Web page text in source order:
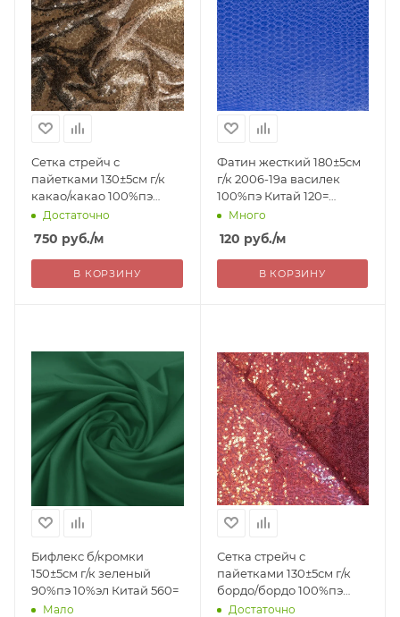
Сетка стрейч с
пайетками 130±5см г/к
какао/какао 100%пэ
Китай 750= уценка
Достаточно
750 руб./м
В КОРЗИНУ
Фатин жесткий 180±5см
г/к 2006-19а василек
100%пэ Китай 120=
уценка
Много
120 руб./м
В КОРЗИНУ
Бифлекс б/кромки
150±5см г/к зеленый
90%пэ 10%эл Китай 560=
Мало
Сетка стрейч с
пайетками 130±5см г/к
бордо/бордо 100%пэ
Китай 750= уценка
Достаточно